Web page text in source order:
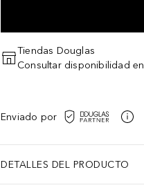
Tiendas Douglas
Consultar disponibilidad
Enviado por
DETALLES DEL PRODUCTO